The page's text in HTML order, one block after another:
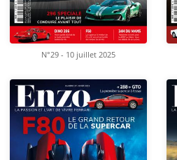
N°29 - 10 juillet 2025